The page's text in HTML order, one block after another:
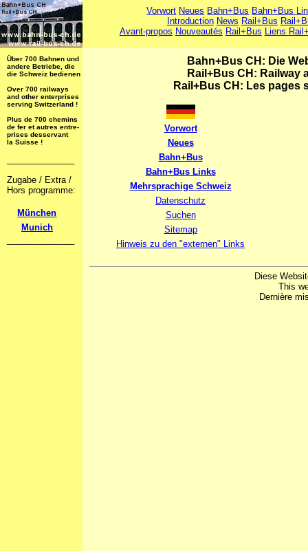
Vorwort Neues Bahn+Bus Bahn+Bus
Introduction News Rail+Bus
Avant-propos Nouveautés Rail+Bus Liens
Über 700 Bahnen und
andere Betriebe, die
die Schweiz bedienen !
Over 700 railways
and other enterprises
serving Switzerland !
Plus de 700 chemins
de fer et autres entre-
prises desservant
la Suisse !
Zugabe / Extra /
Hors programme:
München
Munich
Bahn+Bus CH: Die
Rail+Bus CH: Railway
Rail+Bus CH: Les pages
Vorwort
Neues
Bahn+Bus
Bahn+Bus Links
Mehrsprachige Schweiz
Datenschutz
Suchen
Sitemap
Hinweis zu den "externen" Links
Diese
This
Dernière